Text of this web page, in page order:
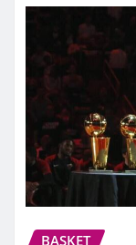
BASKET